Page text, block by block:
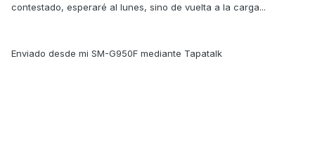
contestado, esperaré al lunes, sino de vuelta a la carga...
Enviado desde mi SM-G950F mediante Tapatalk